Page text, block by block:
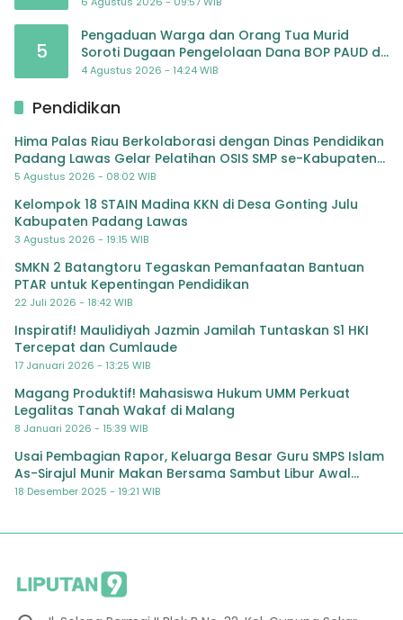
5
Pengaduan Warga dan Orang Tua Murid
Soroti Dugaan Pengelolaan Dana BOP PAUD di
TK Al-Ikhlas Tapanuli Selatan
4 Agustus 2026 - 14:24 WIB
Pendidikan
Hima Palas Riau Berkolaborasi dengan Dinas Pendidikan
Padang Lawas Gelar Pelatihan OSIS SMP se-Kabupaten
Padang Lawas
5 Agustus 2026 - 08:02 WIB
Kelompok 18 STAIN Madina KKN di Desa Gonting Julu
Kabupaten Padang Lawas
3 Agustus 2026 - 19:15 WIB
SMKN 2 Batangtoru Tegaskan Pemanfaatan Bantuan
PTAR untuk Kepentingan Pendidikan
22 Juli 2026 - 18:42 WIB
Inspiratif! Maulidiyah Jazmin Jamilah Tuntaskan S1 HKI
Tercepat dan Cumlaude
17 Januari 2026 - 13:25 WIB
Magang Produktif! Mahasiswa Hukum UMM Perkuat
Legalitas Tanah Wakaf di Malang
8 Januari 2026 - 15:39 WIB
Usai Pembagian Rapor, Keluarga Besar Guru SMPS Islam
As-Sirajul Munir Makan Bersama Sambut Libur Awal
Semester
18 Desember 2025 - 19:21 WIB